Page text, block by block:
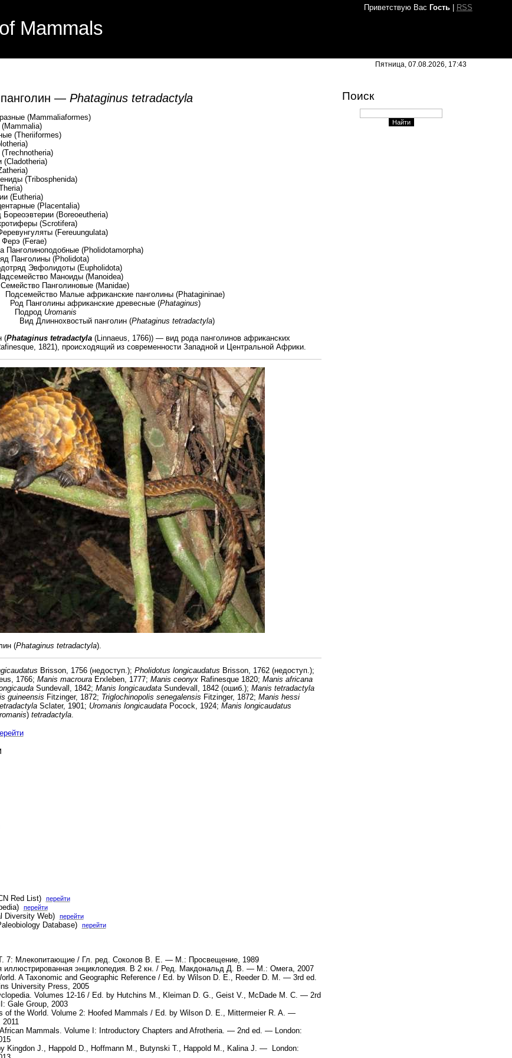
Приветствую Вас Гость| RSS
Mammals
Пятница, 07.08.2026, 17:43
— Phataginus tetradactyla
(Mammaliaformes)
(Theriiformes)
(Tribosphenida)
(Placentalia)
(Boreoeutheria)
(Scrotifera)
(Fereuungulata)
(Pholidotamorpha)
(Pholidota)
(Eupholidota)
Маноиды (Manoidea)
(Manidae)
африканские панголины (Phatagininae)
африканские древесные (Phataginus)
Uromanis
панголин (Phataginus tetradactyla)
(Phataginus tetradactyla(Linnaeus, 1766)) — вид рода панголинов африканских
1821), происходящий из современности Западной и Центральной Африки.
(Phataginus tetradactyla).
Brisson, 1756 (недоступ.); Pholidotus longicaudatus Brisson, 1762 (недоступ.);
1766; Manis macrouraErxleben, 1777; Manis ceonyxRafinesque 1820; Manis africana
Sundevall, 1842; Manis longicaudataSundevall, 1842 (ошиб.); Manis tetradactyla
guineensis Fitzinger, 1872; Triglochinopolis senegalensis Fitzinger, 1872; Manis hessi
Sclater, 1901; Uromanis longicaudataPocock, 1924; Manis longicaudatus
) tetradactyla.
Red List) перейти
перейти
Diversity Web) перейти
Database) перейти
7: Млекопитающие / Гл. ред. Соколов В. Е. — М.: Просвещение, 1989
иллюстрированная энциклопедия. В 2 кн. / Ред. Макдональд Д. В. — М.: Омега, 2007
A Taxonomic and Geographic Reference / Ed. by Wilson D. E., Reeder D. M. — 3rd ed.
University Press, 2005
Volumes 12-16 / Ed. by Hutchins M., Kleiman D. G., Geist V., McDade M. C. — 2rd
Gale Group, 2003
of the World. Volume 2: Hoofed Mammals / Ed. by Wilson D. E., Mittermeier R. A. —
2011
Mammals. Volume I: Introductory Chapters and Afrotheria. — 2nd ed. — London:
Kingdon J., Happold D., Hoffmann M., Butynski T., Happold M., Kalina J. — London:
Поиск